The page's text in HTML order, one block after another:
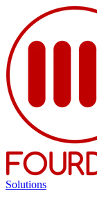
Solutions